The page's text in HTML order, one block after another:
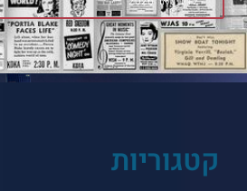
קטגוריות